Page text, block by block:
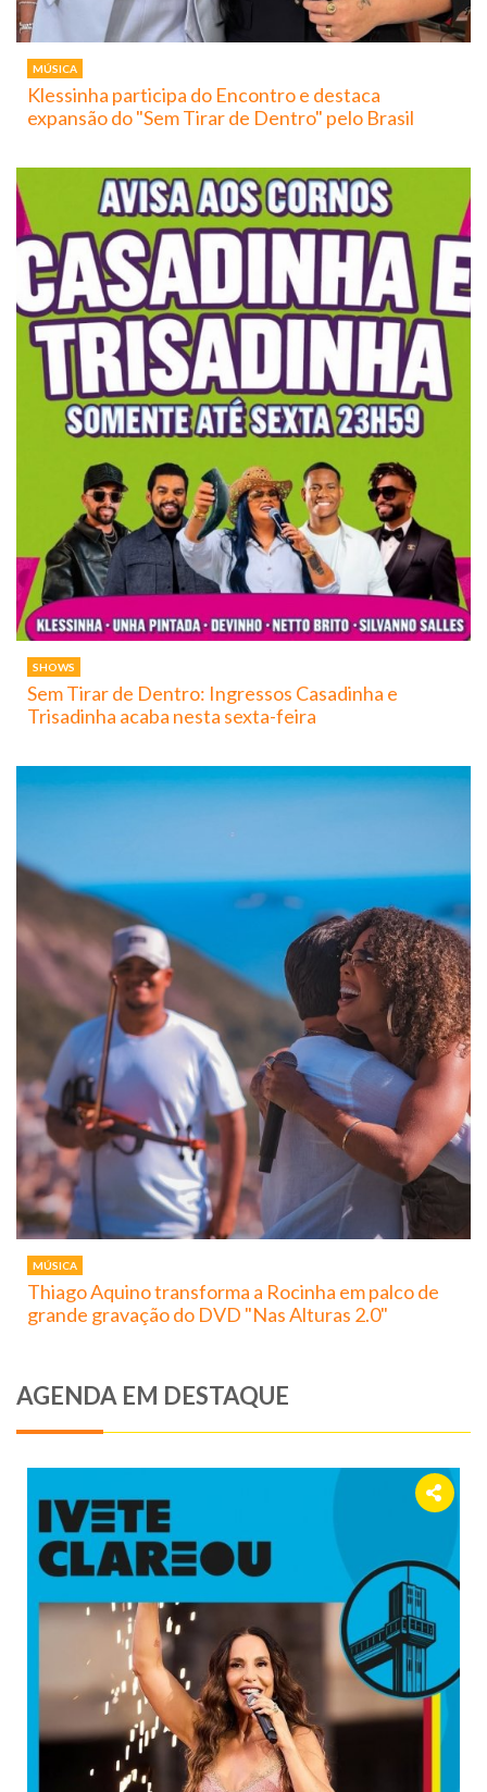
MÚSICA
Klessinha participa do Encontro e destaca
expansão do "Sem Tirar de Dentro" pelo Brasil
SHOWS
Sem Tirar de Dentro: Ingressos Casadinha e
Trisadinha acaba nesta sexta-feira
MÚSICA
Thiago Aquino transforma a Rocinha em palco de
grande gravação do DVD "Nas Alturas 2.0"
AGENDA EM DESTAQUE